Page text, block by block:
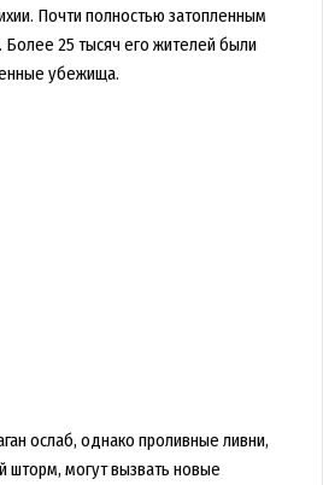
Почти полностью затопленным
Более 25 тысяч его жителей были
убежища.
ослаб, однако проливные ливни,
шторм, могут вызвать новые